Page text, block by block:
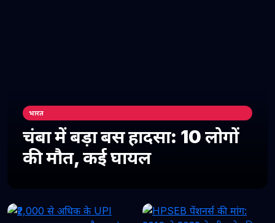
भारत
चंबा में बड़ा बस हादसा: 10 लोगों
की मौत, कई घायल